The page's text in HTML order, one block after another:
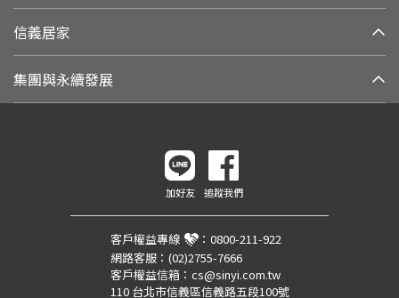
信義居家
集團與永續發展
加好友 追蹤我們
客戶權益專線 ： 0800-211-922
網路客服： (02)2755-7666
客戶權益信箱： cs@sinyi.com.tw
110 台北市信義區信義路五段100號